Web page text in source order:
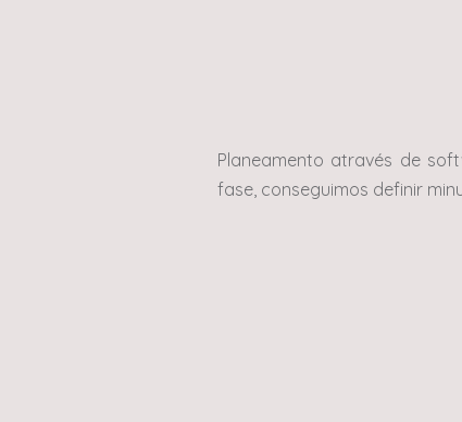
Planeamento através de
fase, conseguimos definir